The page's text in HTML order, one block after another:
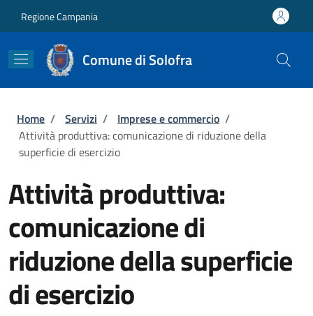
Regione Campania
Comune di Solofra
Briciole di pane
Home / Servizi / Imprese e commercio /
Attività produttiva: comunicazione di riduzione della
superficie di esercizio
Attività produttiva:
comunicazione di
riduzione della superficie
di esercizio